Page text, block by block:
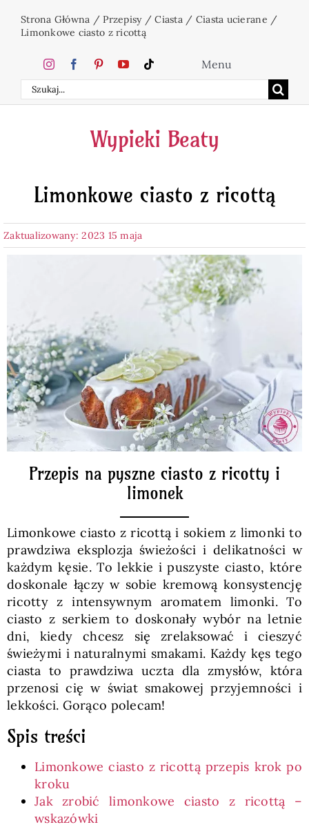
Strona Główna /Przepisy/Ciasta/ Ciasta ucierane /
Limonkowe ciasto z ricottą
Szukaj
Menu
Home
Ciasta
Desery
Napoje
Przetwory
Posiłki
Zdrowo i fit
SKLEP
Polski
Wypieki Beaty
Limonkowe ciasto z ricottą
Zaktualizowany: 2023 15 maja
Przepis na pyszne ciasto z ricotty i
limonek
Limonkowe ciasto z ricottą i sokiem z limonki to
prawdziwa eksplozja świeżości i delikatności w
każdym kęsie. To lekkie i puszyste ciasto, które
doskonale łączy w sobie kremową konsystencję
ricotty z intensywnym aromatem limonki. To
ciasto z serkiem to doskonały wybór na letnie
dni, kiedy chcesz się zrelaksować i cieszyć
świeżymi i naturalnymi smakami. Każdy kęs tego
ciasta to prawdziwa uczta dla zmysłów, która
przenosi cię w świat smakowej przyjemności i
lekkości. Gorąco polecam!
Spis treści
Limonkowe ciasto z ricottą przepis krok po
kroku
Jak zrobić limonkowe ciasto z ricottą –
wskazówki